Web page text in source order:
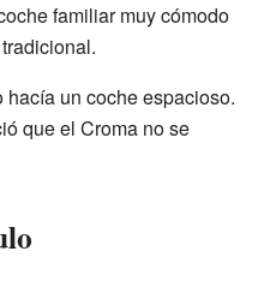
familiar muy cómodo
un coche espacioso.
que el Croma no se